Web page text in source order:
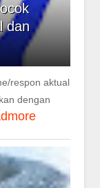
dan
respon aktual
dengan